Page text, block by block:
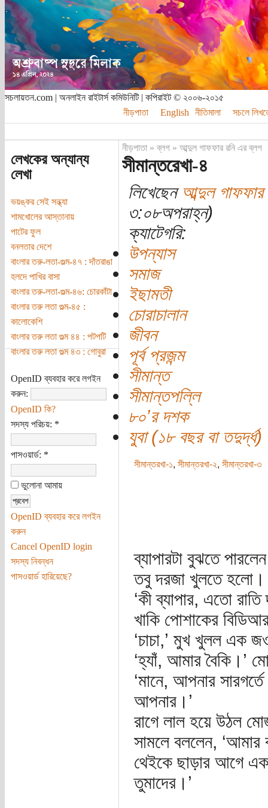
সচলায়তন.com | অনলাইন রাইটার্স কমিউনিটি | কপিরাইট © ২০০৬-২০১৫
নীড়পাতা
English নীতিমালা সচলে
লেখকের অন্যান্য
লেখা
ভয়ঙ্কর সেই সন্ধ্যা
শামখোলের আস্তানায়
পাটের ফুল
বনলতার দেশে
বাংলার তরু-লতা-গুল্ম-৪৭ : দাঁতরাঙা
হলদে পাখির বাসা
বাংলার তরু-লতা-গুল্ম-৪৬: চোরকাঁটা
বাংলার তরু লতা গুল্ম-৪৫ :
কালোকেশি
বাংলার তরু লতা গুল্ম ৪৪ : পটপটি
বাংলার তরু লতা গুল্ম ৪৩ : গোবুরা
OpenID ব্যবহার করে লগইন
করুন:
OpenID কি?
সদস্য পরিচয়: *
পাসওয়ার্ড: *
ভুলোনা আমায়
OpenID ব্যবহার করে লগইন
করুন
Cancel OpenID login
সদস্য নিবন্ধন
পাসওয়ার্ড হারিয়েছে?
নীড়পাতা»ব্লগ» আব্দুল গাফফার রনি এর ব্লগ
সীমান্তরেখা-৪
লিখেছেন আব্দুল গাফফার
৩:০৮অপরাহ্ন)
ক্যাটেগরি:
উপন্যাস
সমাজ
ইছামতী
চোরাচালান
জীবন
পূর্ব প্রজন্ম
সীমান্ত
সীমান্তপল্লি
৮০’র দশক
যুবা (১৮ বছর বা তদুর্দ্ধ)
সীমান্তরখা-১, সীমান্তরখা-২, সীমান্তরখা-৩
ব্যাপারটা বুঝতে
তবু দরজা খুলতে হলো।
‘কী ব্যাপার, এতো
খাকি পোশাকের
‘চাচা,’ মুখ খুলল এক
‘হ্যাঁ, আমার বৈকি।’
‘মানে, আপনার
আপনার।’
রাগে লাল হয়ে উঠল
সামলে বললেন, ‘আমার
থেইকে ছাড়ার আগে
তুমাদের।’